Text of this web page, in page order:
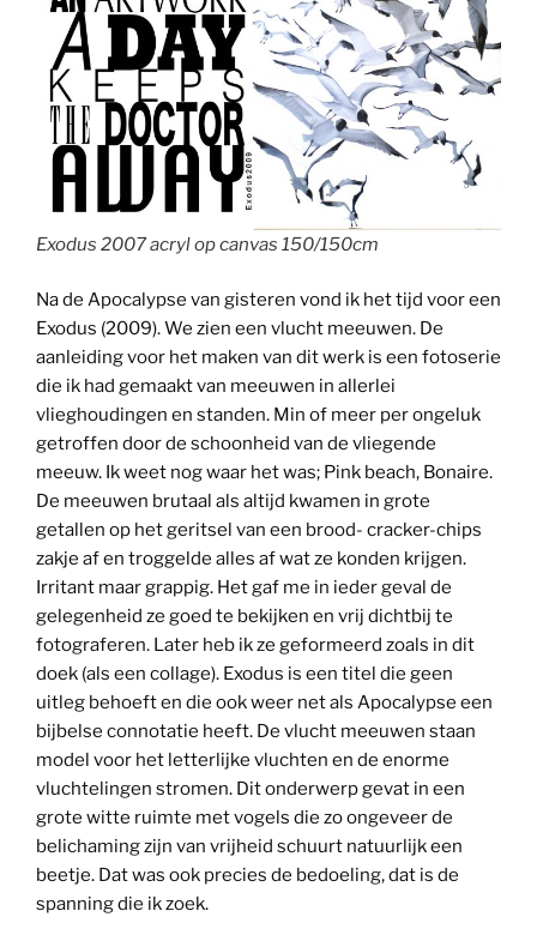
Exodus 2007 acryl op canvas 150/150cm
Na de Apocalypse van gisteren vond ik het tijd voor een
Exodus (2009). We zien een vlucht meeuwen. De
aanleiding voor het maken van dit werk is een fotoserie
die ik had gemaakt van meeuwen in allerlei
vlieghoudingen en standen. Min of meer per ongeluk
getroffen door de schoonheid van de vliegende
meeuw. Ik weet nog waar het was; Pink beach, Bonaire.
De meeuwen brutaal als altijd kwamen in grote
getallen op het geritsel van een brood- cracker-chips
zakje af en troggelde alles af wat ze konden krijgen.
Irritant maar grappig. Het gaf me in ieder geval de
gelegenheid ze goed te bekijken en vrij dichtbij te
fotograferen. Later heb ik ze geformeerd zoals in dit
doek (als een collage). Exodus is een titel die geen
uitleg behoeft en die ook weer net als Apocalypse een
bijbelse connotatie heeft. De vlucht meeuwen staan
model voor het letterlijke vluchten en de enorme
vluchtelingen stromen. Dit onderwerp gevat in een
grote witte ruimte met vogels die zo ongeveer de
belichaming zijn van vrijheid schuurt natuurlijk een
beetje. Dat was ook precies de bedoeling, dat is de
spanning die ik zoek.